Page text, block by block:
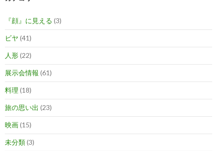
『顔』に見える (3)
ビヤ (41)
人形(22)
展示会情報 (61)
料理 (18)
旅の思い出 (23)
映画(15)
未分類(3)